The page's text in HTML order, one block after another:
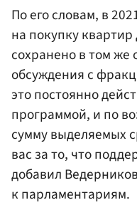
По его словам, в
на покупку
сохранено в том же
обсуждения с
это постоянно
программой, и по
сумму выделяемых
вас за то, что
добавил
к парламентариям.